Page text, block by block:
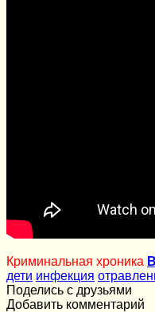
Криминальная хроника
дети инфекция
Поделись с друзьями
Добавить комментарий